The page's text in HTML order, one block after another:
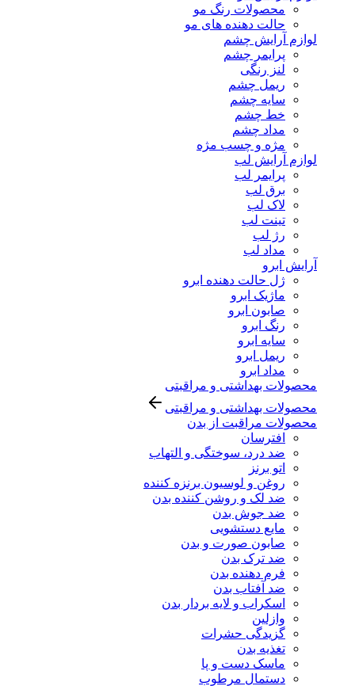
محصولات رنگ مو
حالت دهنده های مو
لوازم آرایش چشم
پرایمر چشم
لنز رنگی
ریمل چشم
سایه چشم
خط چشم
مداد چشم
مژه و چسب مژه
لوازم آرایش لب
پرایمر لب
برق لب
لاک لب
تینت لب
رژ لب
مداد لب
آرایش ابرو
ژل حالت دهنده ابرو
ماژیک ابرو
صابون ابرو
رنگ ابرو
سایه ابرو
ریمل ابرو
مداد ابرو
محصولات بهداشتی و مراقبتی
محصولات بهداشتی و مراقبتی
محصولات مراقبت از بدن
افترسان
ضد درد، سوختگی و التهاب
اتو برنز
روغن و لوسیون برنزه کننده
ضد لک و روشن کننده بدن
ضد جوش بدن
مایع دستشویی
صابون صورت و بدن
ضد ترک بدن
فرم دهنده بدن
ضد آفتاب بدن
اسکراب و لایه بردار بدن
وازلین
گزیدگی حشرات
تغذیه بدن
ماسک دست و پا
دستمال مرطوب